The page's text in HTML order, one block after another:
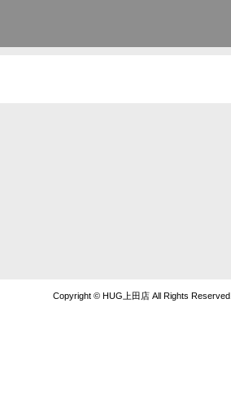
Copyright © HUG上田店 All Rights Reserved.